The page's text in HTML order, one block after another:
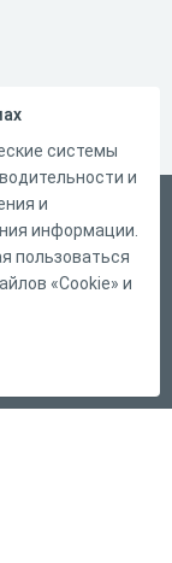
системы
и
и
информации.
пользоваться
«Cookie» и